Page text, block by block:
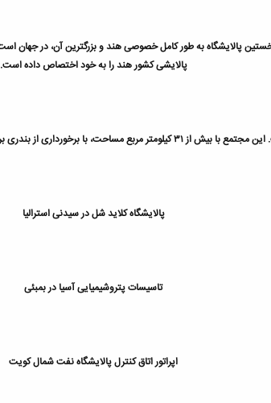
پالایشی کشور هند را به خود اختصاص داده است.
نفتی معادل ۵۰ میلیون تن در سال، در ۳۶ ماه ساخته شد.
پالایشگاه کلاید شل در سیدنی استرالیا
تاسیسات پتروشیمیایی آسیا در بمبئی
اپراتور اتاق کنترل پالایشگاه نفت شمال کویت